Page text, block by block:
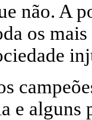
não. A
os
e alguns